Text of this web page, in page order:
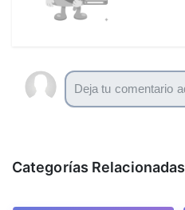
Categorías Relacionadas